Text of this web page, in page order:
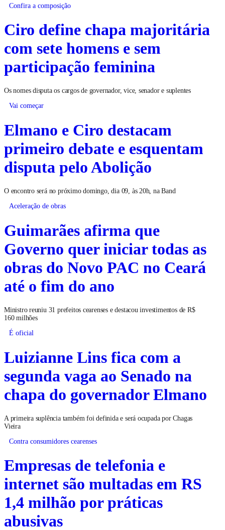
Confira a composição
Ciro define chapa majoritária
com sete homens e sem
participação feminina
Os nomes disputa os cargos de governador, vice, senador e suplentes
Vai começar
Elmano e Ciro destacam
primeiro debate e esquentam
disputa pelo Abolição
O encontro será no próximo domingo, dia 09, às 20h, na Band
Aceleração de obras
Guimarães afirma que
Governo quer iniciar todas as
obras do Novo PAC no Ceará
até o fim do ano
Ministro reuniu 31 prefeitos cearenses e destacou investimentos de R$
160 milhões
É oficial
Luizianne Lins fica com a
segunda vaga ao Senado na
chapa do governador Elmano
A primeira suplência também foi definida e será ocupada por Chagas
Vieira
Contra consumidores cearenses
Empresas de telefonia e
internet são multadas em RS
1,4 milhão por práticas
abusivas